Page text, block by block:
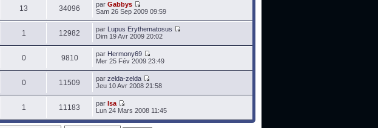
13 34096 par Gabbys
Sam 26 Sep 2009 09:59
1 12982 par Lupus Erythematosus
Dim 19 Avr 2009 20:02
0 9810 par Hermony69
Mer 25 Fév 2009 23:49
0 11509 par zelda-zelda
Jeu 10 Avr 2008 21:58
1 11183 par Isa
Lun 24 Mars 2008 11:45